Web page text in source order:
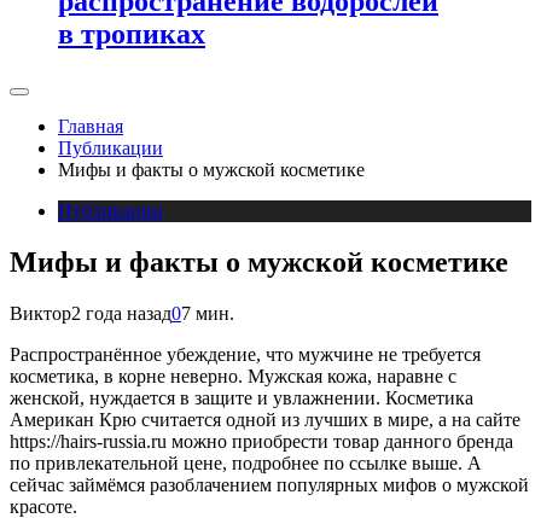
в тропиках
Главная
Публикации
Мифы и факты о мужской косметике
Публикации
Мифы и факты о мужской косметике
Виктор2 года назад07 мин.
Распространённое убеждение, что мужчине не требуется
косметика, в корне неверно. Мужская кожа, наравне с
женской, нуждается в защите и увлажнении. Косметика
Американ Крю считается одной из лучших в мире, а на сайте
https://hairs-russia.ru можно приобрести товар данного бренда
по привлекательной цене, подробнее по ссылке выше. А
сейчас займёмся разоблачением популярных мифов о мужской
красоте.